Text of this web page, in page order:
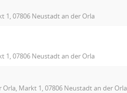
1, 07806 Neustadt an der Orla
1, 07806 Neustadt an der Orla
Markt 1, 07806 Neustadt an der Orla